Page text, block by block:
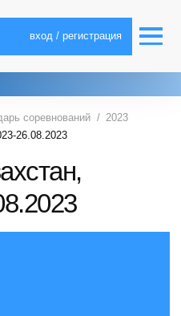
вход / регистрация
соревнований
2023
26.08.2023